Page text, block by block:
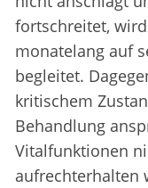
fortschreitet,
monatelang auf
begleitet.
kritischem
Behandlung
Vitalfunktionen
aufrechterhalten